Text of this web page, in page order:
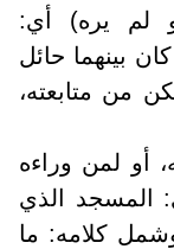
لم يره) أي:
بينهما حائل
من متابعته،
أو لمن وراءه
المسجد الذي
وشمل كلامه: ما